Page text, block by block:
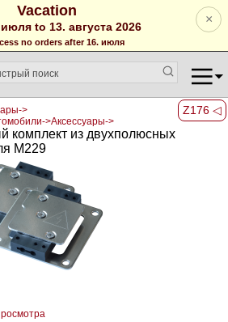
Vacation
to 13. августа 2026
no orders after 16. июля
×
Z176 ◁
>
>Аксессуары->
комплект из двухполюсных
M229